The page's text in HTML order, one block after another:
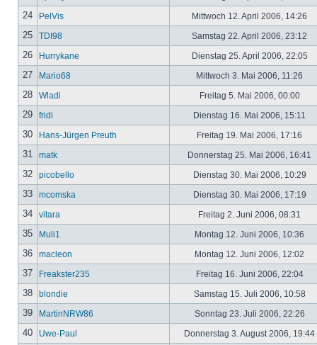
24 PelVis Mittwoch 12. April 2006, 14:26
25 TDI98 Samstag 22. April 2006, 23:12
26 Hurrykane Dienstag 25. April 2006, 22:05
27 Mario68 Mittwoch 3. Mai 2006, 11:26
28 Wladi Freitag 5. Mai 2006, 00:00
29 fridi Dienstag 16. Mai 2006, 15:11
30 Hans-Jürgen Preuth Freitag 19. Mai 2006, 17:16
31 matk Donnerstag 25. Mai 2006, 16:41
32 picobello Dienstag 30. Mai 2006, 10:29
33 mcomska Dienstag 30. Mai 2006, 17:19
34 vitara Freitag 2. Juni 2006, 08:31
35 Muli1 Montag 12. Juni 2006, 10:36
36 macleon Montag 12. Juni 2006, 12:02
37 Freakster235 Freitag 16. Juni 2006, 22:04
38 blondie Samstag 15. Juli 2006, 10:58
39 MartinNRW86 Sonntag 23. Juli 2006, 22:26
40 Uwe-Paul Donnerstag 3. August 2006, 19:44